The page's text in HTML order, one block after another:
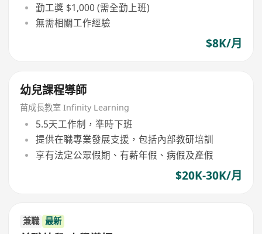
勤工獎 $1,000 (需全勤上班)
無需相關工作經驗
$8K/月
幼兒課程導師
苗成長教室 Infinity Learning
5.5天工作制，準時下班
提供在職專業發展支援，包括內部教研培訓
享有法定公眾假期、有薪年假、病假及產假
$20K-30K/月
兼職 最新